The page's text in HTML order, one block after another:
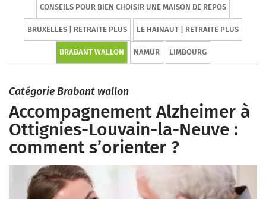
CONSEILS POUR BIEN CHOISIR UNE MAISON DE REPOS
BRUXELLES | RETRAITE PLUS LE HAINAUT | RETRAITE PLUS
BRABANT WALLON NAMUR LIMBOURG
Catégorie Brabant wallon
Accompagnement Alzheimer à
Ottignies-Louvain-la-Neuve :
comment s’orienter ?